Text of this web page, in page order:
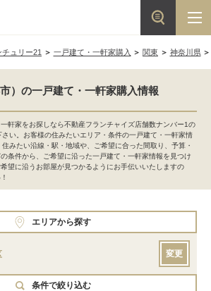
ュリー21 一戸建て・一軒家購入 関東 神奈川県
）の一戸建て・一軒家購入情報
軒家をお探しなら不動産フランチャイズ店舗数ナンバー1の
い。お客様の住みたいエリア・条件の一戸建て・一軒家情
みたい沿線・駅・地域や、ご希望に合った間取り、予算・
条件から、ご希望に沿った一戸建て・一軒家情報を見つけ
望に沿うお部屋が見つかるようにお手伝いいたしますの
エリアから探す
変更
条件で絞り込む